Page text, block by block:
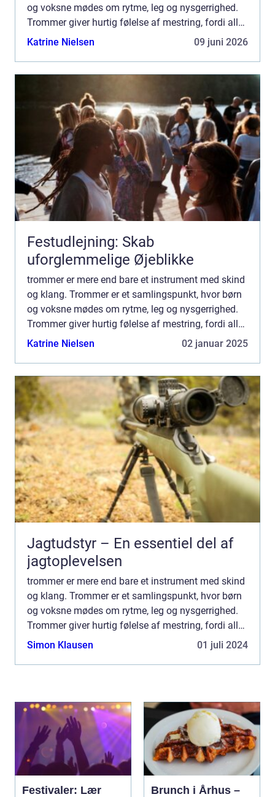
og voksne mødes om rytme, leg og nysgerrighed.
Trommer giver hurtig følelse af mestring, fordi alle
kan være med, uanset alder, erfaring og motorik.
Katrine Nielsen 09 juni 2026
Festudlejning: Skab
uforglemmelige Øjeblikke
trommer er mere end bare et instrument med skind
og klang. Trommer er et samlingspunkt, hvor børn
og voksne mødes om rytme, leg og nysgerrighed.
Trommer giver hurtig følelse af mestring, fordi alle
kan være med, uanset alder, erfaring og motorik.
Katrine Nielsen 02 januar 2025
Jagtudstyr – En essentiel del af
jagtoplevelsen
trommer er mere end bare et instrument med skind
og klang. Trommer er et samlingspunkt, hvor børn
og voksne mødes om rytme, leg og nysgerrighed.
Trommer giver hurtig følelse af mestring, fordi alle
kan være med, uanset alder, erfaring og motorik.
Simon Klausen 01 juli 2024
Festivaler: Lær
Brunch i Århus –